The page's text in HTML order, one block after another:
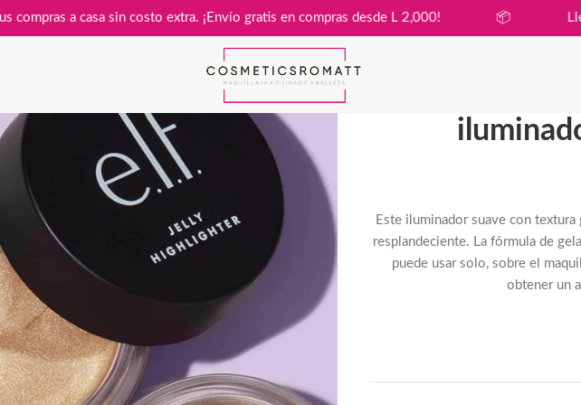
Lleva tus compras a casa sin costo extra. ¡Envío gratis en compras desde L 2,000!
Este iluminador suave con
resplandeciente. La fórmula de
puede usar solo, sobre el
obtener un